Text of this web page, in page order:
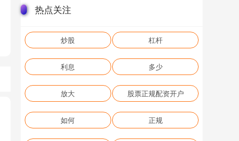
热点关注
炒股 杠杆
利息 多少
放大 股票正规配资开户
如何 正规